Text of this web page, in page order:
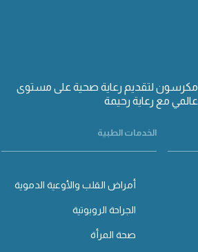
مكرسون لتقديم رعاية صحية على مستوى
عالمي مع رعاية رحيمة
الخدمات الطبية
أمراض القلب والأوعية الدموية
الجراحة الروبوتية
صحة المرأة